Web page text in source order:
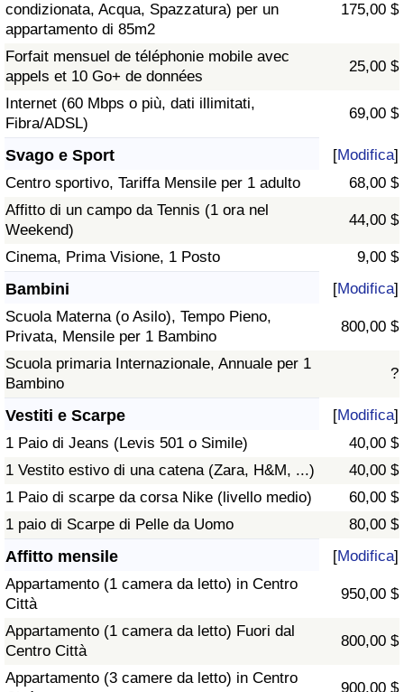
condizionata, Acqua, Spazzatura) per un
appartamento di 85m2
175,00 $
Forfait mensuel de téléphonie mobile avec
appels et 10 Go+ de données
25,00 $
Internet (60 Mbps o più, dati illimitati,
Fibra/ADSL)
69,00 $
Svago e Sport [Modifica]
Centro sportivo, Tariffa Mensile per 1 adulto
68,00 $
Affitto di un campo da Tennis (1 ora nel
Weekend)
44,00 $
Cinema, Prima Visione, 1 Posto 9,00 $
Bambini [Modifica]
Scuola Materna (o Asilo), Tempo Pieno,
Privata, Mensile per 1 Bambino
800,00 $
Scuola primaria Internazionale, Annuale per 1
Bambino
?
Vestiti e Scarpe [Modifica]
1 Paio di Jeans (Levis 501 o Simile)
40,00 $
1 Vestito estivo di una catena (Zara, H&M, ...)
40,00 $
1 Paio di scarpe da corsa Nike (livello medio)
60,00 $
1 paio di Scarpe di Pelle da Uomo
80,00 $
Affitto mensile [Modifica]
Appartamento (1 camera da letto) in Centro
Città
950,00 $
Appartamento (1 camera da letto) Fuori dal
Centro Città
800,00 $
Appartamento (3 camere da letto) in Centro
900,00 $